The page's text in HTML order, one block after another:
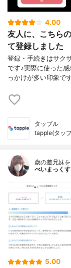
4.00
友人に、こちら
て登録しました
登録・手続きはサク
です♪実際に使った
っかけが多い印象で
タップル
tapple(タッ
歳の差兄妹
べいまっくす
5.00